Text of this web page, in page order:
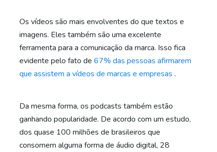
Os vídeos são mais envolventes do que textos e
imagens. Eles também são uma excelente
ferramenta para a comunicação da marca. Isso fica
evidente pelo fato de 67% das pessoas afirmarem
que assistem a vídeos de marcas e empresas .
Da mesma forma, os podcasts também estão
ganhando popularidade. De acordo com um estudo,
dos quase 100 milhões de brasileiros que
consomem alguma forma de áudio digital, 28